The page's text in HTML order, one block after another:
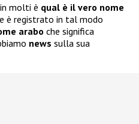
molti è qual è il vero nome
è registrato in tal modo
arabo che significa
news sulla sua